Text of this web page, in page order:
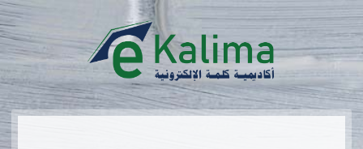
تخطى
إلى
المحتوى
الرئيسي